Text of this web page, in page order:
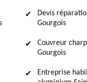
Devis
Gourgois
Couvreur
Gourgois
Entreprise